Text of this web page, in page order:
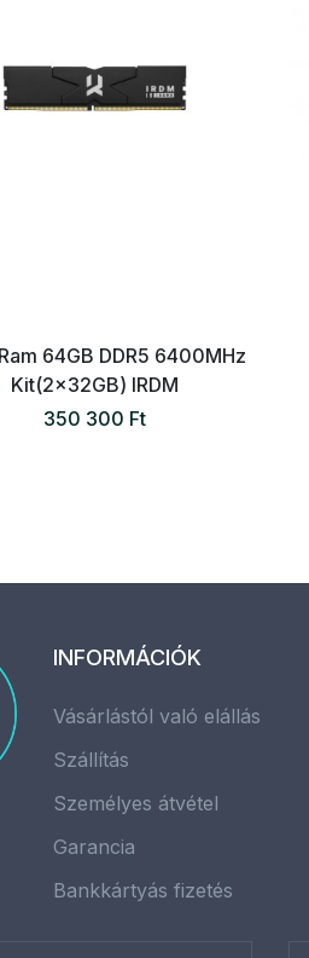
64GB DDR5 6400MHz
Kit(2x32GB) IRDM
350 300 Ft
INFORMÁCIÓK
Vásárlástól való elállás
Szállítás
Személyes átvétel
Garancia
Bankkártyás fizetés